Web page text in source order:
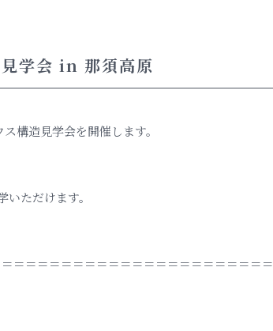
見学会 in 那須高原
構造見学会を開催します。
ただけます。
＝＝＝＝＝＝＝＝＝＝＝＝＝＝＝＝＝＝＝＝＝＝